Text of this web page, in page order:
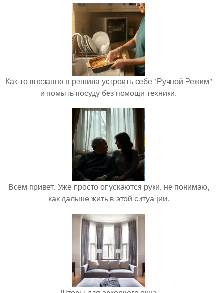
Как-то внезапно я решила устроить себе "Ручной Режим"
и помыть посуду без помощи техники.
Всем привет. Уже просто опускаются руки, не понимаю,
как дальше жить в этой ситуации.